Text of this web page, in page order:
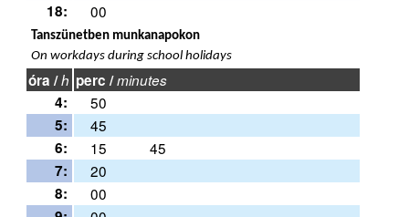
18:
00
Tanszünetben munkanapokon
On workdays during school holidays
óra /h perc /minutes
4:
50
5:
45
6:
15
45
7:
20
8:
00